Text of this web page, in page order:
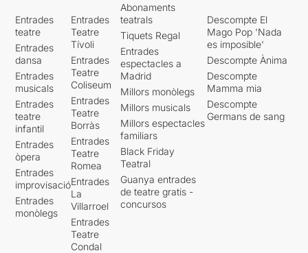
Entrades
teatre
Entrades
dansa
Entrades
musicals
Entrades
teatre
infantil
Entrades
òpera
Entrades
improvisació
Entrades
monòlegs
Entrades
Teatre
Tívoli
Entrades
Teatre
Coliseum
Entrades
Teatre
Borràs
Entrades
Teatre
Romea
Entrades
La
Villarroel
Entrades
Teatre
Condal
Abonaments
teatrals
Tiquets Regal
Entrades
espectacles a
Madrid
Millors monòlegs
Millors musicals
Millors espectacles
familiars
Black Friday
Teatral
Guanya entrades
de teatre gratis -
concursos
Descompte El
Mago Pop 'Nada
es imposible'
Descompte Ànima
Descompte
Mamma mia
Descompte
Germans de sang